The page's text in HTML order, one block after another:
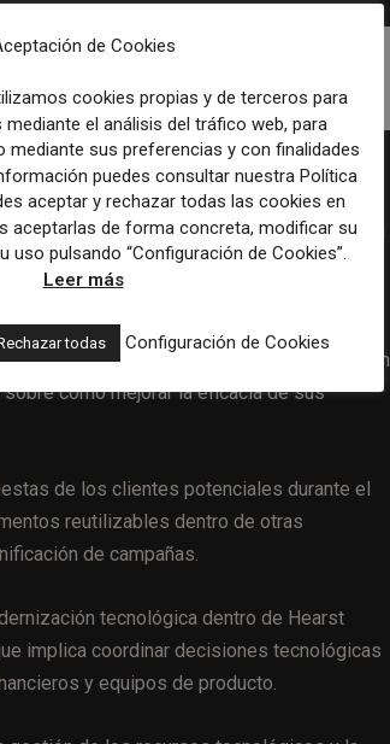
y la relación con el lector, según
textos para presentaciones
propuestas destinadas a los
que posteriormente se presentan a
anunciantes.
material y sugerencias de mejora
. Según
cómo mejorar la eficacia de sus
de los clientes potenciales durante el
reutilizables dentro de otras
de campañas.
tecnológica dentro de Hearst
implica coordinar decisiones tecnológicas
y equipos de producto.
de Cookies
cookies propias y de terceros para
el análisis del tráfico web, para
mediante sus preferencias y con finalidades
puedes consultar nuestra Política
aceptar y rechazar todas las cookies en
aceptarlas de forma concreta, modificar su
uso pulsando “Configuración de Cookies”.
Leer más
todas Configuración de Cookies